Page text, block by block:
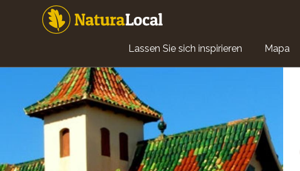
Main
navigation
Lassen Sie sich inspirieren Mapa